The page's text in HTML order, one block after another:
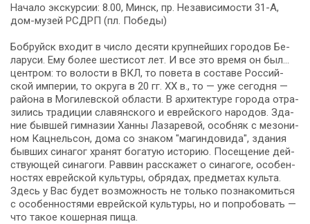
Начало экскурсии: 8.00, Минск, пр. Независимости 31-А,
дом-музей РСДРП (пл. Победы)
Бобруйск вхо­дит в чис­ло де­ся­ти круп­ней­ших го­ро­дов Бе­
ла­ру­си. Ему бо­лее ше­сти­сот лет. И все это вре­мя он был…
цен­тром: то во­ло­сти в ВКЛ, то по­ве­та в со­ста­ве Рос­сий­
ской им­пе­рии, то окру­га в 20 гг. XX в., то — уже се­год­ня —
рай­о­на в Мо­ги­лев­ской об­ла­сти. В ар­хи­тек­ту­ре го­ро­да от­ра­
зи­лись тра­ди­ции сла­вян­ско­го и ев­рей­ско­го на­ро­дов. Зда­
ние быв­шей гим­на­зии Хан­ны Ла­за­ре­вой, особ­няк с ме­зо­ни­
ном Кац­нель­сон, до­ма со зна­ком "ма­гин­до­ви­да", зда­ния
быв­ших си­на­гог хра­нят бо­га­тую ис­то­рию. По­се­ще­ние дей­
ству­ю­щей синагоги. Рав­вин рас­ска­жет о синагоге, осо­бен­
но­стях ев­рей­ской куль­ту­ры, обрядах, пред­ме­тах культа.
Здесь у Вас бу­дет воз­мож­ность не толь­ко по­зна­ко­мить­ся
с осо­бен­но­стя­ми ев­рей­ской куль­ту­ры, но и по­про­бо­вать —
что та­кое кошерная пища.